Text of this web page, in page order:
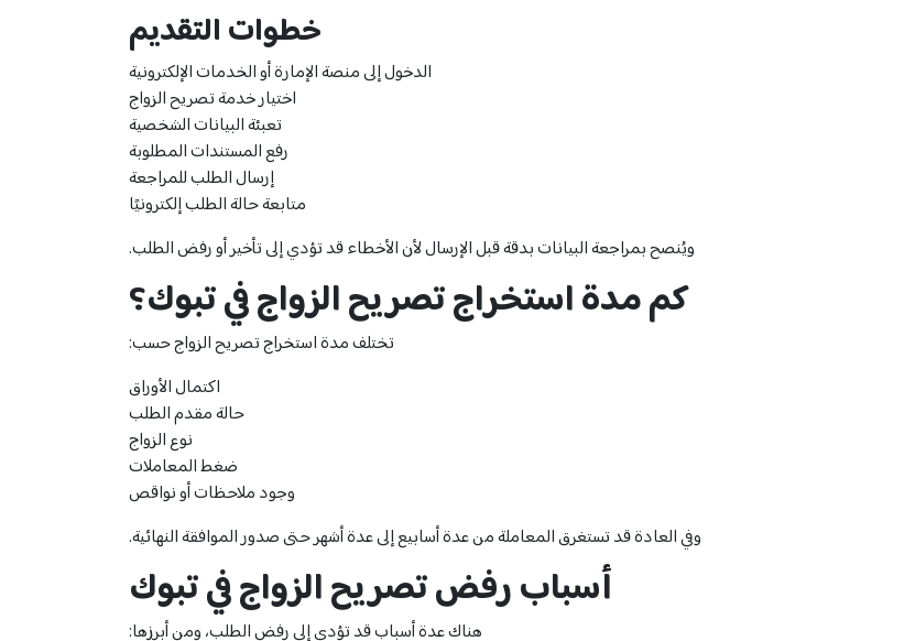
خطوات التقديم
الدخول إلى منصة الإمارة أو الخدمات الإلكترونية
اختيار خدمة تصريح الزواج
تعبئة البيانات الشخصية
رفع المستندات المطلوبة
إرسال الطلب للمراجعة
متابعة حالة الطلب إلكترونيًا
ويُنصح بمراجعة البيانات بدقة قبل الإرسال لأن الأخطاء قد تؤدي إلى تأخير أو رفض الطلب.
كم مدة استخراج تصريح الزواج في تبوك؟
تختلف مدة استخراج تصريح الزواج حسب:
اكتمال الأوراق
حالة مقدم الطلب
نوع الزواج
ضغط المعاملات
وجود ملاحظات أو نواقص
وفي العادة قد تستغرق المعاملة من عدة أسابيع إلى عدة أشهر حتى صدور الموافقة النهائية.
أسباب رفض تصريح الزواج في تبوك
هناك عدة أسباب قد تؤدي إلى رفض الطلب، ومن أبرزها: